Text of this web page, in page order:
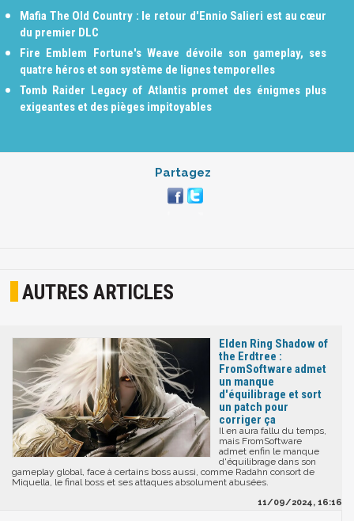
Mafia The Old Country : le retour d'Ennio Salieri est au cœur
du premier DLC
Fire Emblem Fortune's Weave dévoile son gameplay, ses
quatre héros et son système de lignes temporelles
Tomb Raider Legacy of Atlantis promet des énigmes plus
exigeantes et des pièges impitoyables
Partagez
AUTRES ARTICLES
Elden Ring Shadow of
the Erdtree :
FromSoftware admet
un manque
d'équilibrage et sort
un patch pour
corriger ça
Il en aura fallu du temps,
mais FromSoftware
admet enfin le manque
d'équilibrage dans son
gameplay global, face à certains boss aussi, comme Radahn consort de
Miquella, le final boss et ses attaques absolument abusées.
11/09/2024, 16:16